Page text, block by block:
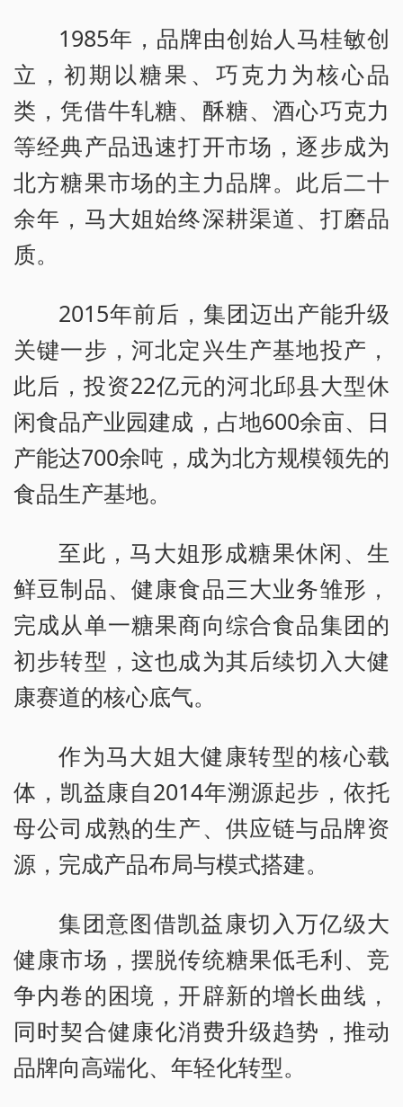
1985年，品牌由创始人马桂敏创
立，初期以糖果、巧克力为核心品
类，凭借牛轧糖、酥糖、酒心巧克力
等经典产品迅速打开市场，逐步成为
北方糖果市场的主力品牌。此后二十
余年，马大姐始终深耕渠道、打磨品
质。
2015年前后，集团迈出产能升级
关键一步，河北定兴生产基地投产，
此后，投资22亿元的河北邱县大型休
闲食品产业园建成，占地600余亩、日
产能达700余吨，成为北方规模领先的
食品生产基地。
至此，马大姐形成糖果休闲、生
鲜豆制品、健康食品三大业务雏形，
完成从单一糖果商向综合食品集团的
初步转型，这也成为其后续切入大健
康赛道的核心底气。
作为马大姐大健康转型的核心载
体，凯益康自2014年溯源起步，依托
母公司成熟的生产、供应链与品牌资
源，完成产品布局与模式搭建。
集团意图借凯益康切入万亿级大
健康市场，摆脱传统糖果低毛利、竞
争内卷的困境，开辟新的增长曲线，
同时契合健康化消费升级趋势，推动
品牌向高端化、年轻化转型。